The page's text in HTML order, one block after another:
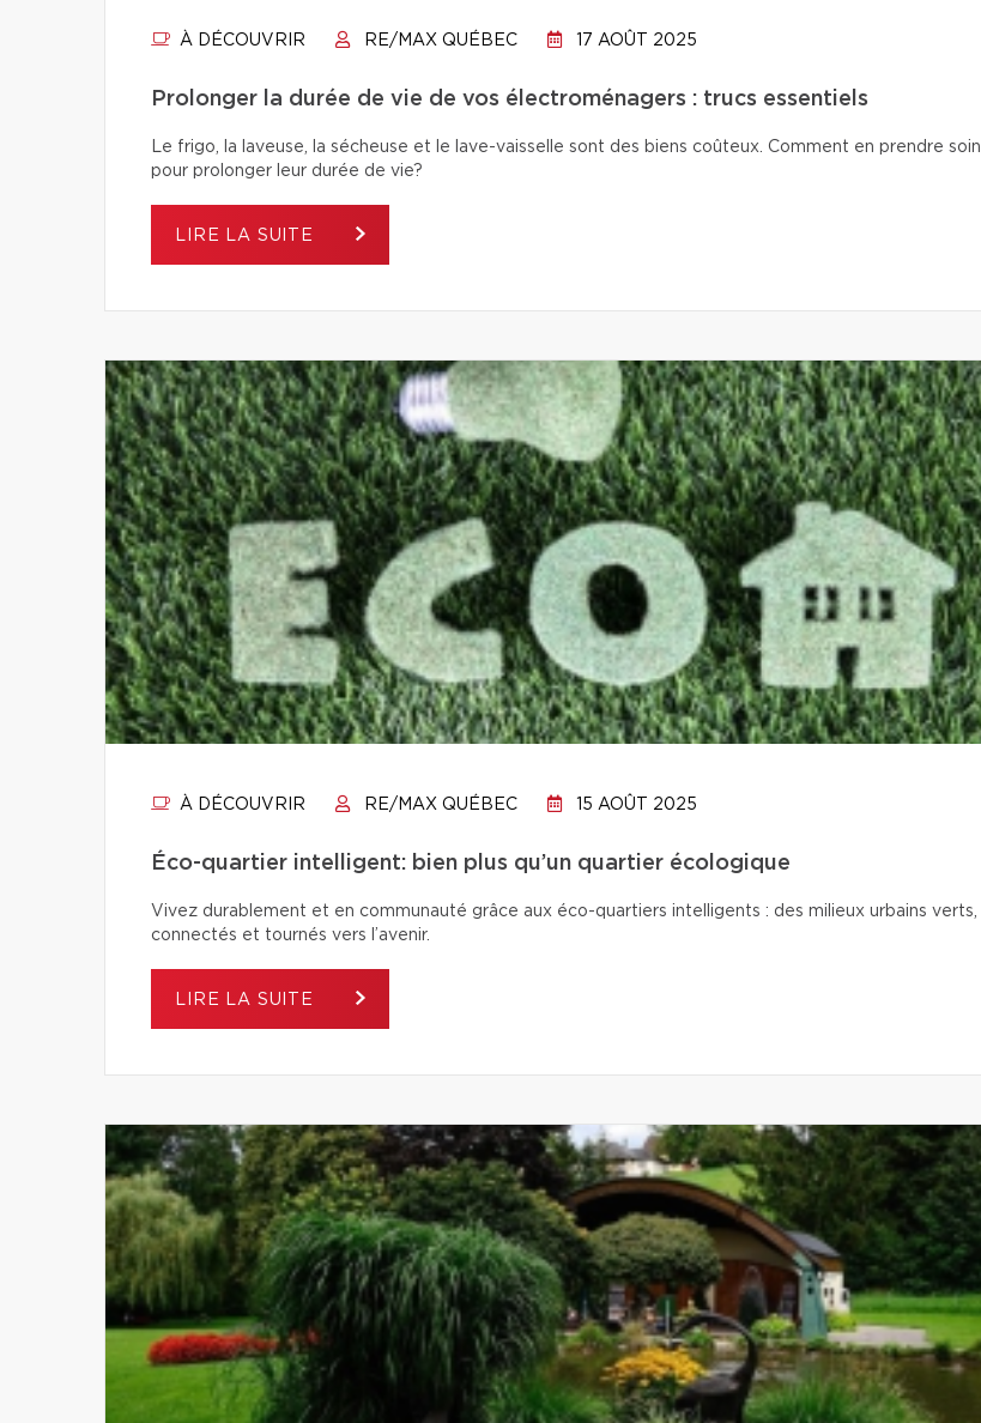
À DÉCOUVRIR RE/MAX QUÉBEC 17 AOÛT 2025
Prolonger la durée de vie de vos électroménagers : trucs essentiels
Le frigo, la laveuse, la sécheuse et le lave-vaisselle sont des biens coûteux. Comment en prendre soin
pour prolonger leur durée de vie?
LIRE LA SUITE
À DÉCOUVRIR RE/MAX QUÉBEC 15 AOÛT 2025
Éco-quartier intelligent: bien plus qu’un quartier écologique
Vivez durablement et en communauté grâce aux éco-quartiers intelligents : des milieux urbains verts,
connectés et tournés vers l’avenir.
LIRE LA SUITE